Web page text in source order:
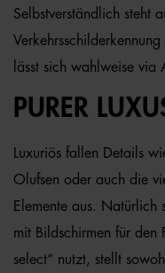
Selbstverständlich steht
lässt sich wahlweise
PURER
Luxuriös fallen Details
Olufsen oder auch die
Elemente aus. Natürlich
mit Bildschirmen für
select“ nutzt, stellt